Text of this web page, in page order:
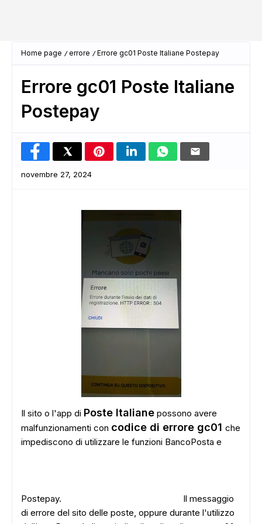
Home page errore Errore gc01 Poste Italiane Postepay
Errore gc01 Poste Italiane
Postepay
novembre 27, 2024
Il sito o l'app di Poste Italiane possono avere
malfunzionamenti con codice di errore gc01 che
impediscono di utilizzare le funzioni BancoPosta e
Postepay.
Il messaggio
di errore del sito delle poste, oppure durante l'utilizzo